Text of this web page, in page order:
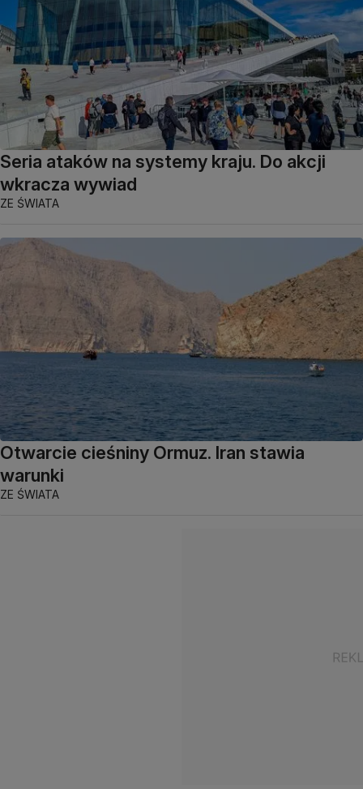
Seria ataków na systemy kraju. Do akcji
wkracza wywiad
ZE ŚWIATA
Otwarcie cieśniny Ormuz. Iran stawia
warunki
ZE ŚWIATA